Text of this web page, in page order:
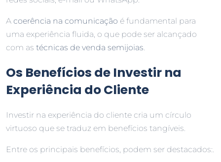
A coerência na comunicação é fundamental para
uma experiência fluida, o que pode ser alcançado
com as técnicas de venda semijoias.
Os Benefícios de Investir na
Experiência do Cliente
Investir na experiência do cliente cria um círculo
virtuoso que se traduz em benefícios tangíveis.
Entre os principais benefícios, podem ser destacados:.